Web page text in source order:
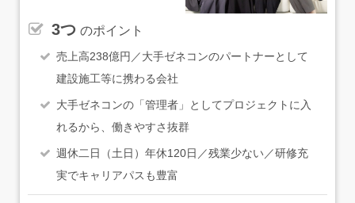
3つ のポイント
売上高238億円／大手ゼネコンのパートナーとして
建設施工等に携わる会社
大手ゼネコンの「管理者」としてプロジェクトに入
れるから、働きやすさ抜群
週休二日（土日）年休120日／残業少ない／研修充
実でキャリアパスも豊富